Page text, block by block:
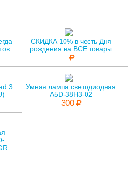
СКИДКА 10% в честь Дня
рождения на ВСЕ товары
3
Умная лампа светодиодная
A5D-38H3-02
300